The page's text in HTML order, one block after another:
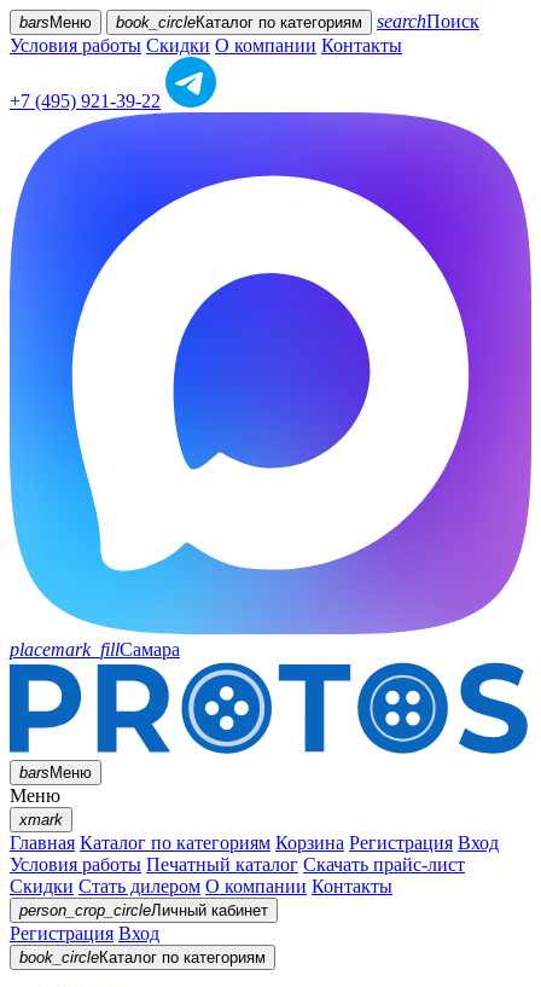
bars Меню book_circleКаталог по категориям searchПоиск
Условия работы Скидки О компании Контакты
+7 (495) 921-39-22
placemark_fillСамара
barsМеню
Меню
xmark
Главная Каталог по категориям Корзина Регистрация Вход
Условия работы Печатный каталог Скачать прайс-лист
Скидки Стать дилером О компании Контакты
person_crop_circleЛичный кабинет
Регистрация Вход
book_circleКаталог по категориям